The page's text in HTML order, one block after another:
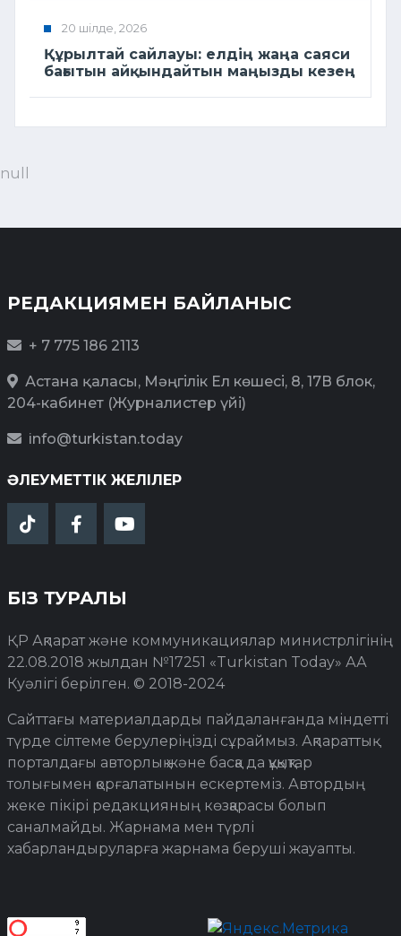
20 шілде, 2026
Құрылтай сайлауы: елдің жаңа саяси
бағытын айқындайтын маңызды кезең
null
РЕДАКЦИЯМЕН БАЙЛАНЫС
+ 7 775 186 2113
Астана қаласы, Мәңгілік Ел көшесі, 8, 17В блок,
204-кабинет (Журналистер үйі)
info@turkistan.today
ӘЛЕУМЕТТІК ЖЕЛІЛЕР
БІЗ ТУРАЛЫ
ҚР Ақпарат және коммуникациялар министрлігінің
22.08.2018 жылдан №17251 «Turkistan Today» АА
Куәлігі берілген. © 2018-2024
Сайттағы материалдарды пайдаланғанда міндетті
түрде сілтеме берулеріңізді сұраймыз. Ақпараттық
порталдағы авторлық және басқа да құқықтар
толығымен қорғалатынын ескертеміз. Автордың
жеке пікірі редакцияның көзқарасы болып
саналмайды. Жарнама мен түрлі
хабарландыруларға жарнама беруші жауапты.